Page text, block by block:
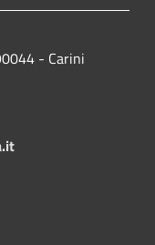
- Carini